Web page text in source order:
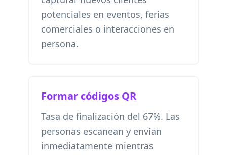
potenciales en eventos, ferias
comerciales o interacciones en
persona.
Formar códigos QR
Tasa de finalización del 67%. Las
personas escanean y envían
inmediatamente mientras